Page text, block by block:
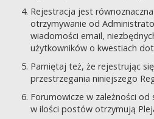
Rejestracja jest
otrzymywanie od
wiadomości email,
użytkowników o kwestiach
Pamiętaj też, że rejestrując
przestrzegania niniejszego
Forumowicze w zależności
w ilości postów otrzymują